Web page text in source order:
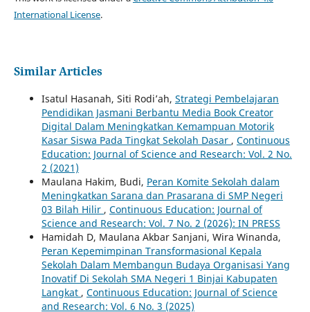
International License.
Similar Articles
Isatul Hasanah, Siti Rodi’ah, Strategi Pembelajaran
Pendidikan Jasmani Berbantu Media Book Creator
Digital Dalam Meningkatkan Kemampuan Motorik
Kasar Siswa Pada Tingkat Sekolah Dasar , Continuous
Education: Journal of Science and Research: Vol. 2 No.
2 (2021)
Maulana Hakim, Budi, Peran Komite Sekolah dalam
Meningkatkan Sarana dan Prasarana di SMP Negeri
03 Bilah Hilir , Continuous Education: Journal of
Science and Research: Vol. 7 No. 2 (2026): IN PRESS
Hamidah D, Maulana Akbar Sanjani, Wira Winanda,
Peran Kepemimpinan Transformasional Kepala
Sekolah Dalam Membangun Budaya Organisasi Yang
Inovatif Di Sekolah SMA Negeri 1 Binjai Kabupaten
Langkat , Continuous Education: Journal of Science
and Research: Vol. 6 No. 3 (2025)